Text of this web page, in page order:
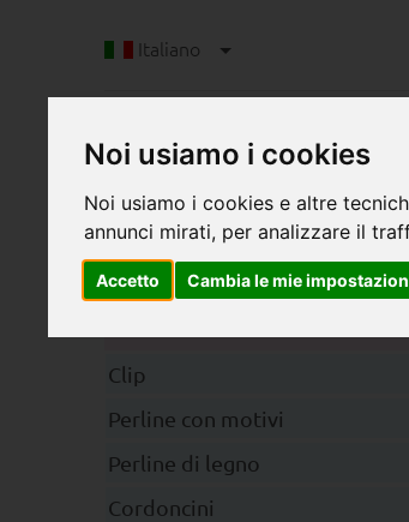
Noi usiamo i cookies
Noi usiamo i cookies e altre
annunci mirati, per analizzare il
Accetto Cambia le mie
Italiano
Clip
Perline con motivi
Perline di legno
Cordoncini